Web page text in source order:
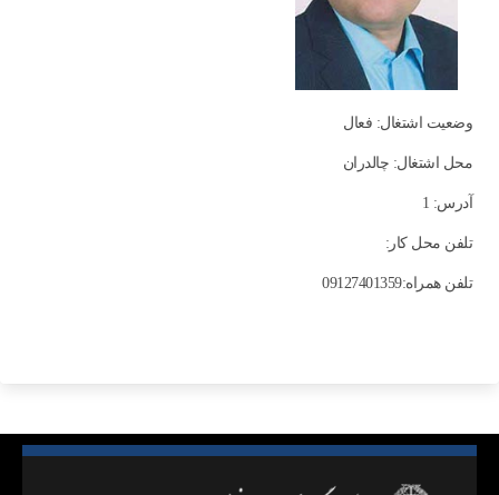
وضعیت اشتغال: فعال
محل اشتغال: چالدران
آدرس: 1
تلفن محل کار:
تلفن همراه:09127401359